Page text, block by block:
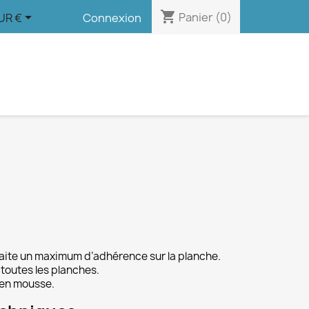
€ Connexion shopping_cart Panier (0)
un maximum d’adhérence sur la planche.
les planches.
mousse.